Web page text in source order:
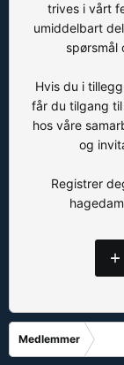
trives i vårt
umiddelbart
spørsmål
Hvis du i
får du tilgang
hos våre
og
Registrer
Medlemmer